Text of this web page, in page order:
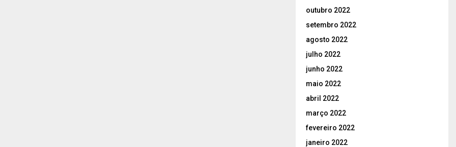
outubro 2022
setembro 2022
agosto 2022
julho 2022
junho 2022
maio 2022
abril 2022
março 2022
fevereiro 2022
janeiro 2022